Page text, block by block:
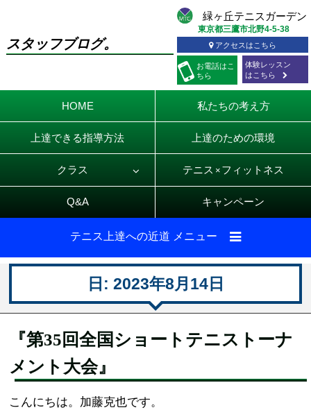
スタッフブログ。
お電話はこ
ちら
東京都三鷹市北野4-5-38
アクセスはこちら
体験レッスン
はこちら
HOME 私たちの考え方
上達できる指導方法 上達のための環境
クラス テニス × フィットネス
Q&A キャンペーン
テニス上達への近道 メニュー
日: 2023年8月14日
『第35回全国ショートテニストーナ
メント大会』
こんにちは。加藤克也です。